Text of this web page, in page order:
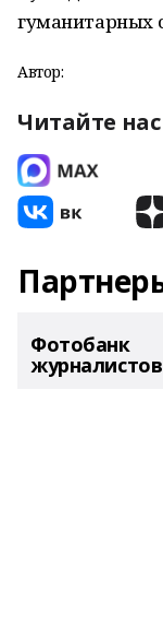
гуманитарных
Автор:
Читайте нас
Фотобанк